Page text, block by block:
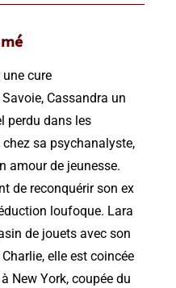
cure
Cassandra un
perdu dans les
sa psychanalyste,
amour de jeunesse.
de reconquérir son ex
loufoque. Lara
de jouets avec son
elle est coincée
New York, coupée du